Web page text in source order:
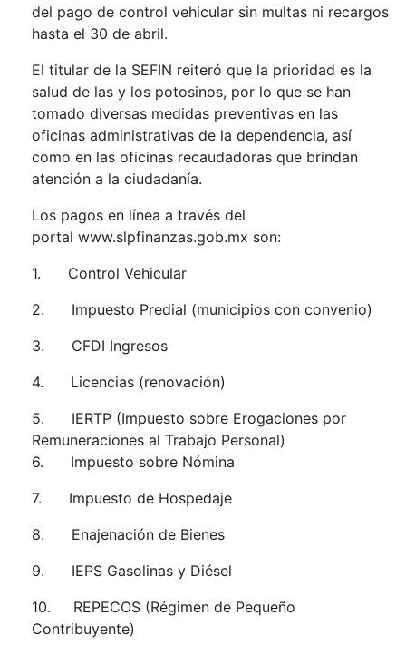
del pago de control vehicular sin multas ni recargos
hasta el 30 de abril.
El titular de la SEFIN reiteró que la prioridad es la
salud de las y los potosinos, por lo que se han
tomado diversas medidas preventivas en las
oficinas administrativas de la dependencia, así
como en las oficinas recaudadoras que brindan
atención a la ciudadanía.
Los pagos en línea a través del
portal www.slpfinanzas.gob.mx son:
1. Control Vehicular
2. Impuesto Predial (municipios con convenio)
3. CFDI Ingresos
4. Licencias (renovación)
5. IERTP (Impuesto sobre Erogaciones por
Remuneraciones al Trabajo Personal)
6. Impuesto sobre Nómina
7. Impuesto de Hospedaje
8. Enajenación de Bienes
9. IEPS Gasolinas y Diésel
10. REPECOS (Régimen de Pequeño
Contribuyente)